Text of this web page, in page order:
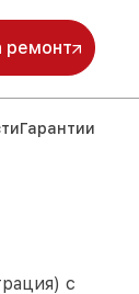
ремонт
Гарантии
с